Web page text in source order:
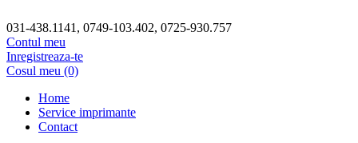
031-438.1141, 0749-103.402, 0725-930.757
Contul meu
Inregistreaza-te
Cosul meu (0)
Home
Service imprimante
Contact